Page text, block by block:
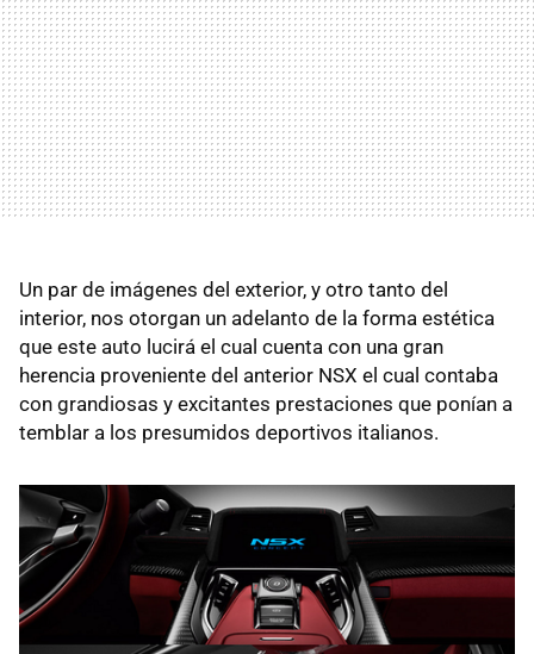
Un par de imágenes del exterior, y otro tanto del
interior, nos otorgan un adelanto de la forma estética
que este auto lucirá el cual cuenta con una gran
herencia proveniente del anterior NSX el cual contaba
con grandiosas y excitantes prestaciones que ponían a
temblar a los presumidos deportivos italianos.